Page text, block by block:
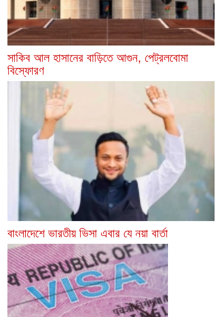
সাকিব আল হাসানের বাড়িতে আগুন, পেট্রলবোমা
বিস্ফোরণ
বাংলাদেশে ভারতীয় ভিসা এবার যে নয়া বার্তা